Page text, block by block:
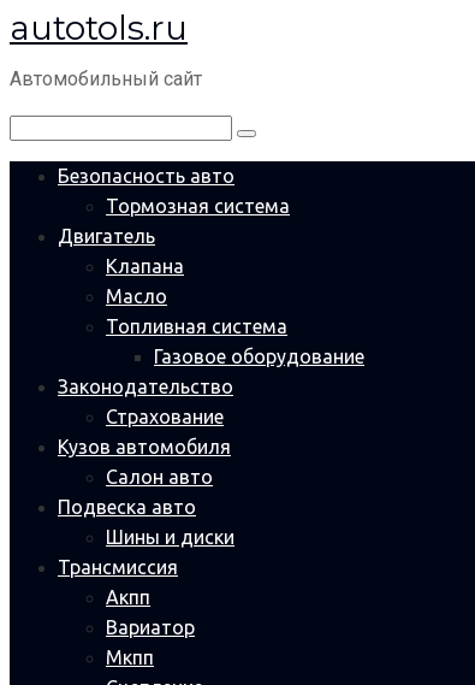
Перейти
к
контенту
autotols.ru
Автомобильный сайт
Безопасность авто
Тормозная система
Двигатель
Клапана
Масло
Топливная система
Газовое оборудование
Законодательство
Страхование
Кузов автомобиля
Салон авто
Подвеска авто
Шины и диски
Трансмиссия
Акпп
Вариатор
Мкпп